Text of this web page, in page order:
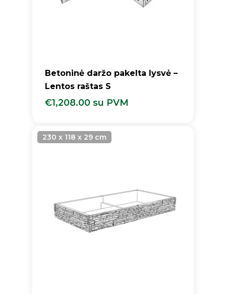
Betoninė daržo pakelta lysvė –
Lentos raštas S
€1,208.00 su PVM
230 x 118 x 29 cm